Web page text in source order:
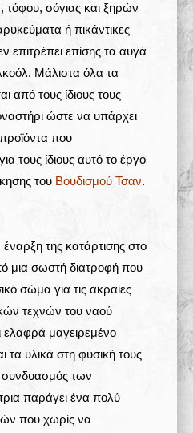
σόγιας και ξηρών
ή πικάντικες
επιτρέπει επίσης τα αυγά
Μάλιστα όλα τα
από τους ίδιους τους
ώστε να υπάρχει
που
τους ίδιους αυτό το έργο
του Βουδισμού Τσαν.
της κατάρτισης στο
μια σωστή διατροφή που
σώμα για τις ακραίες
τεχνών του ναού
ελαφρά μαγειρεμένο
τα υλικά στη φυσική τους
των
παράγει ένα πολύ
που χωρίς να